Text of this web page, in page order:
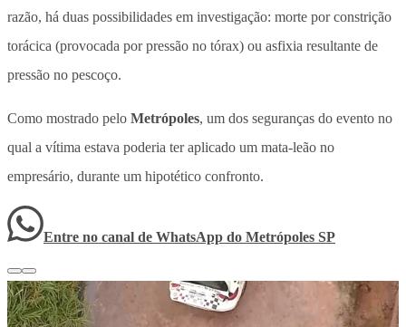
razão, há duas possibilidades em investigação: morte por constrição
torácica (provocada por pressão no tórax) ou asfixia resultante de
pressão no pescoço.
Como mostrado pelo Metrópoles, um dos seguranças do evento no
qual a vítima estava poderia ter aplicado um mata-leão no
empresário, durante um hipotético confronto.
Entre no canal de WhatsApp do Metrópoles SP